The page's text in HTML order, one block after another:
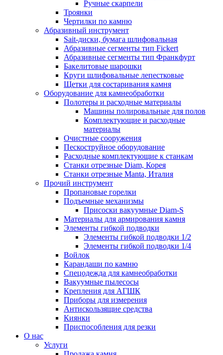
Ручные скарпели
Троянки
Чертилки по камню
Абразивный инструмент
Sait-диски, бумага шлифовальная
Абразивные сегменты тип Fickert
Абразивные сегменты тип Франкфурт
Бакелитовые шарошки
Круги шлифовальные лепестковые
Щетки для состаривания камня
Оборудование для камнеобработки
Полотеры и расходные материалы
Машины полировальные для полов
Комплектующие и расходные
материалы
Очистные сооружения
Пескоструйное оборудование
Расходные комплектующие к станкам
Станки отрезные Diam, Корея
Станки отрезные Manta, Италия
Прочий инструмент
Пропановые горелки
Подъeмные механизмы
Присоски вакуумные Diam-S
Материалы для армирования камня
Элементы гибкой подводки
Элементы гибкой подводки 1/2
Элементы гибкой подводки 1/4
Войлок
Карандаши по камню
Спецодежда для камнеобработки
Вакуумные пылесосы
Крепления для АГШК
Приборы для измерения
Антискользящие средства
Киянки
Приспособления для резки
О нас
Услуги